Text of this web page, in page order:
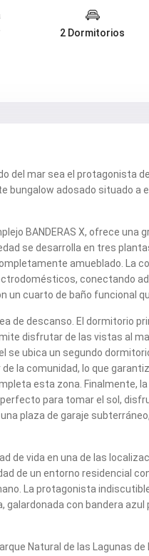
2 Dormitorios
del mar sea el protagonista
bungalow adosado situado a
BANDERAS X, ofrece una
se desarrolla en tres
amueblado. La
conectando
un cuarto de baño funcional
de descanso. El dormitorio
disfrutar de las vistas al
se ubica un segundo
la comunidad, lo que
esta zona. Finalmente,
para tomar el sol,
plaza de garaje
de vida en una de las
de un entorno residencial
La protagonista
con bandera azul
Natural de las Lagunas de